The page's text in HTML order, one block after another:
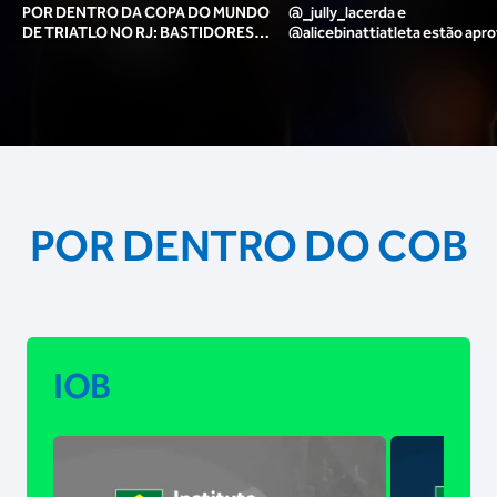
POR DENTRO DA COPA DO MUNDO
DE TRIATLO NO RJ: BASTIDORES,
@_jully_lacerda​ e
@alicebinattiatleta​ estão
POR DENTRO DO COB
IOB